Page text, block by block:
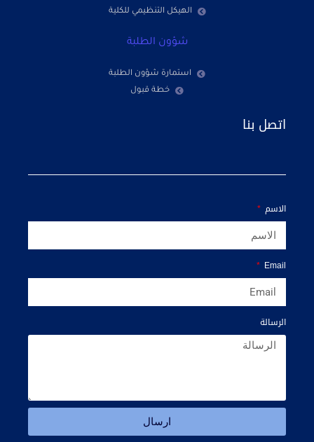
الهيكل التنظيمي للكلية
شؤون الطلبة
استمارة شؤون الطلبة
خطة قبول
اتصل بنا
الاسم
Email
الرسالة
ارسال